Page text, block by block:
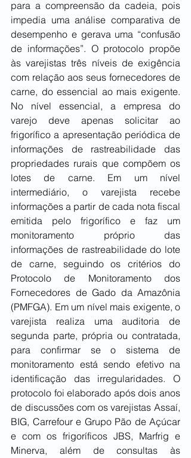
para a compreensão da cadeia, pois
impedia uma análise comparativa de
desempenho e gerava uma “confusão
de informações”. O protocolo propõe
às varejistas três níveis de exigência
com relação aos seus fornecedores de
carne, do essencial ao mais exigente.
No nível essencial, a empresa do
varejo deve apenas solicitar ao
frigorífico a apresentação periódica de
informações de rastreabilidade das
propriedades rurais que compõem os
lotes de carne. Em um nível
intermediário, o varejista recebe
informações a partir de cada nota fiscal
emitida pelo frigorífico e faz um
monitoramento próprio das
informações de rastreabilidade do lote
de carne, seguindo os critérios do
Protocolo de Monitoramento dos
Fornecedores de Gado da Amazônia
(PMFGA). Em um nível mais exigente, o
varejista realiza uma auditoria de
segunda parte, própria ou contratada,
para confirmar se o sistema de
monitoramento está sendo efetivo na
identificação das irregularidades. O
protocolo foi elaborado após dois anos
de discussões com os varejistas Assaí,
BIG, Carrefour e Grupo Pão de Açúcar
e com os frigoríficos JBS, Marfrig e
Minerva, além de consultas às